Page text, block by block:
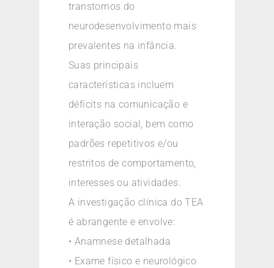
transtornos do
neurodesenvolvimento mais
prevalentes na infância.
Suas principais
características incluem
déficits na comunicação e
interação social, bem como
padrões repetitivos e/ou
restritos de comportamento,
interesses ou atividades.
A investigação clínica do TEA
é abrangente e envolve:
• Anamnese detalhada
• Exame físico e neurológico